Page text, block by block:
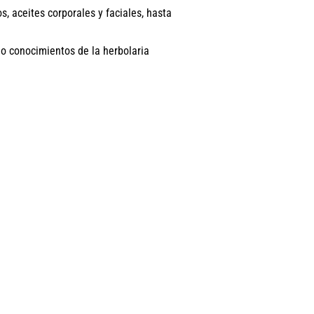
aceites corporales y faciales, hasta
conocimientos de la herbolaria